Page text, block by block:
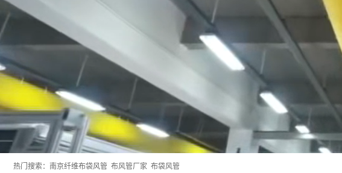
热门搜索： 南京纤维布袋风管 布风管厂家 布袋风管